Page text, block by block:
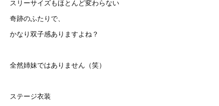
スリーサイズもほとんど変わらない
奇跡のふたりで、
かなり双子感ありますよね？
全然姉妹ではありません（笑）
ステージ衣装